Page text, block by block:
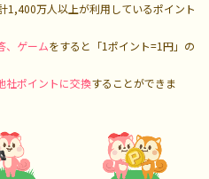
1,400万人以上が利用しているポイント
、ゲームをすると「1ポイント=1円」の
社ポイントに交換することができま